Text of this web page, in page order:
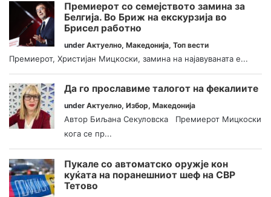
Премиерот со семејството замина за
Белгија. Во Бриж на екскурзија во
Брисел работно
under Актуелно, Македонија, Топ вести
Премиерот, Христијан Мицкоски, замина на најавуваната е...
Да го прославиме талогот на фекалиите
under Актуелно, Избор, Македонија
Автор Биљана Секуловска Премиерот Мицкоски
кога се пр...
Пукале со автоматско оружје кон
куќата на поранешниот шеф на СВР
Тетово